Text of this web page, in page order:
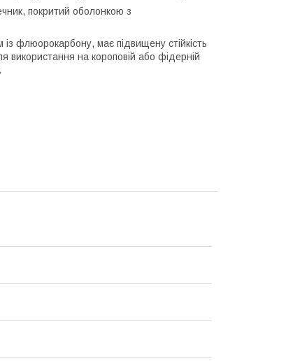
покритий оболонкою з
флюорокарбону, має підвищену стійкість
використання на короповій або фідерній